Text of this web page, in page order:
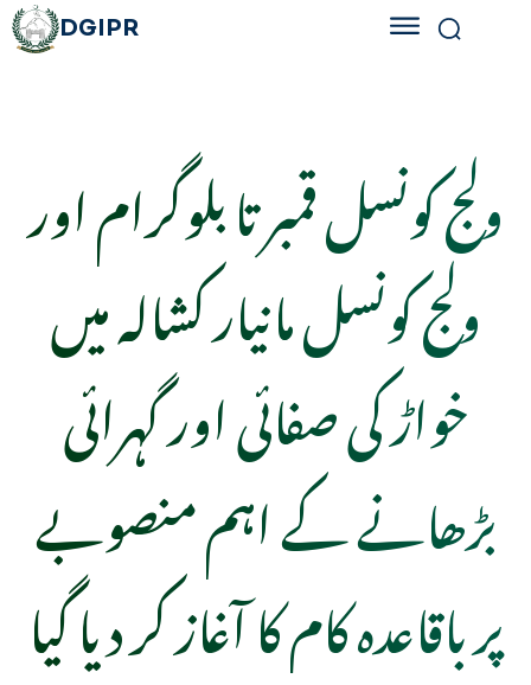
DGIPR
ولج کونسل قمبر تا بلوگرام اور
ولج کونسل مانیار کشالہ میں
خواڑ کی صفائی اور گہرائی
بڑھانے کے اہم منصوبے
پر باقاعدہ کام کا آغاز کر دیا گیا